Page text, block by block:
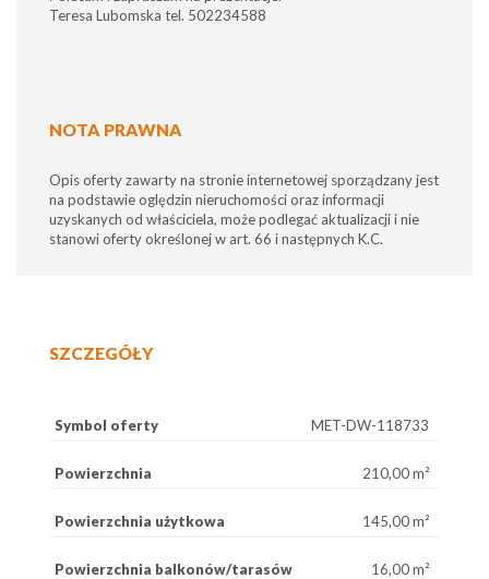
Teresa Lubomska tel. 502234588
NOTA PRAWNA
Opis oferty zawarty na stronie internetowej sporządzany jest
na podstawie oględzin nieruchomości oraz informacji
uzyskanych od właściciela, może podlegać aktualizacji i nie
stanowi oferty określonej w art. 66 i następnych K.C.
SZCZEGÓŁY
Symbol oferty MET-DW-118733
Powierzchnia 210,00 m²
Powierzchnia użytkowa 145,00 m²
Powierzchnia balkonów/tarasów 16,00 m²